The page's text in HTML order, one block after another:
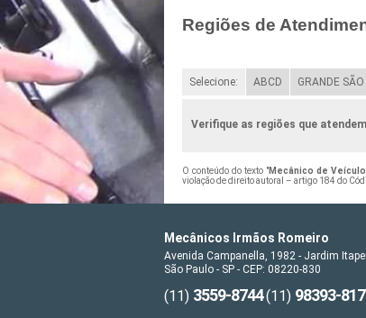
Regiões de
Selecione: ABCD GRANDE
Verifique as regiões que
O conteúdo do texto "Mecânico de
violação de direito autoral – artigo 184 do
Mecânicos Irmãos Romeiro
Avenida Campanella, 1982 - Jardim
São Paulo - SP - CEP: 08220-830
(11) 3559-8744(11) 98393-